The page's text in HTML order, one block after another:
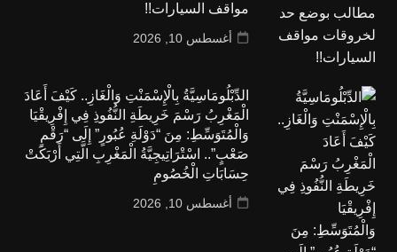
مواقف السيارات!!
أغسطس 10, 2026
الدِّبْلُومَاسِيَّةُ بِالْإِسْمَنْتِ وَالْغَازِ.. كَيْفَ أَعَادَ
الْمَغْرِبُ رَسْمَ خَرِيطَةِ النُّفُوذِ فِي إِفْرِيقْيَا
وَالْمُتَوَسِّطِ: مِنَ “دَوْلَةِ عُبُورٍ” إِلَى “رَقْمٍ
صَعْبٍ”.. اسْتْرَاتِيجِيَّةُ الْمَغْرِبِ الَّتِي أَرْبَكَتْ
حِسَابَاتِ الْخُصُومِ
أغسطس 10, 2026